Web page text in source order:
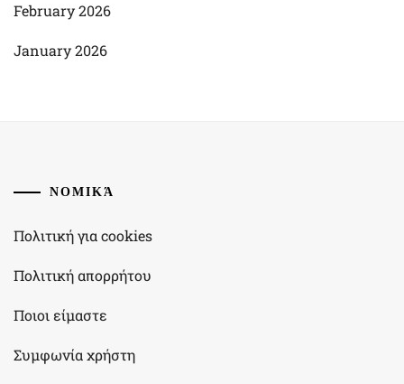
February 2026
January 2026
ΝΟΜΙΚΆ
Πολιτική για cookies
Πολιτική απορρήτου
Ποιοι είμαστε
Συμφωνία χρήστη